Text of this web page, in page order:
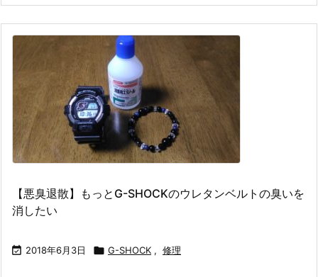
【悪臭退散】もっとG-SHOCKのウレタンベルトの臭いを
消したい
 2018年6月3日  G-SHOCK , 修理